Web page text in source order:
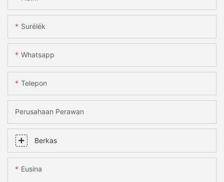
Surélék
Whatsapp
Telepon
Perusahaan Perawan
Berkas
Eusina